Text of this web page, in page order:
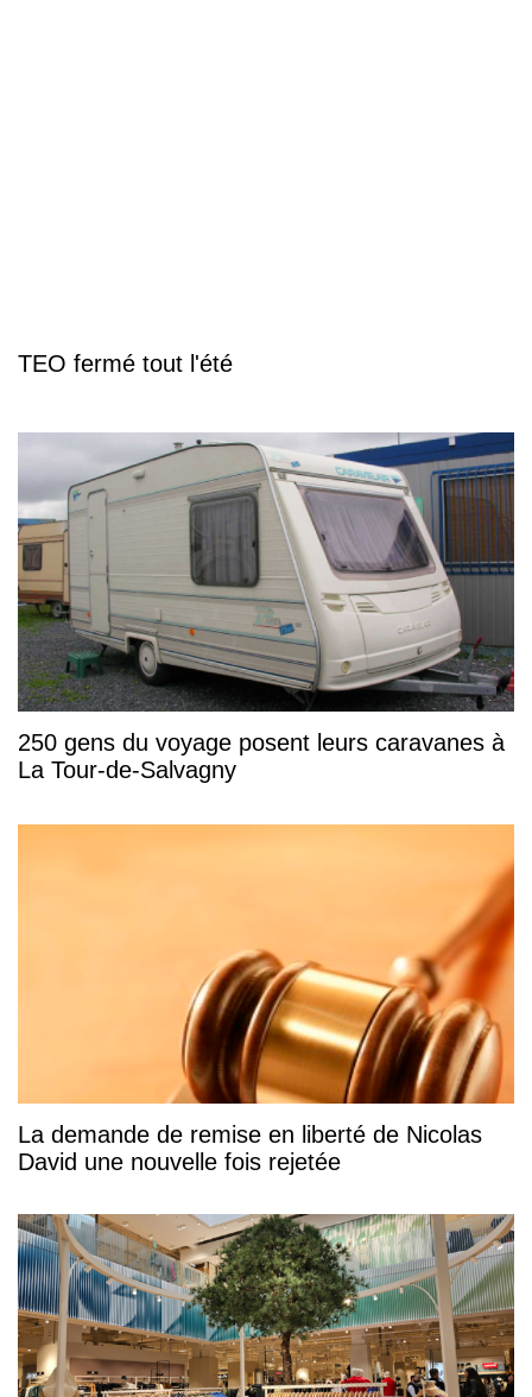
TEO fermé tout l'été
250 gens du voyage posent leurs caravanes à
La Tour-de-Salvagny
La demande de remise en liberté de Nicolas
David une nouvelle fois rejetée